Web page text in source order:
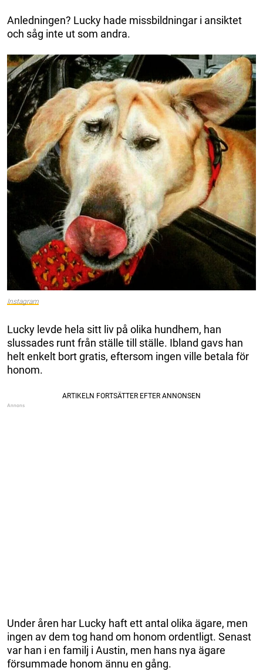
Anledningen? Lucky hade missbildningar i ansiktet
och såg inte ut som andra.
Instagram
Lucky levde hela sitt liv på olika hundhem, han
slussades runt från ställe till ställe. Ibland gavs han
helt enkelt bort gratis, eftersom ingen ville betala för
honom.
Under åren har Lucky haft ett antal olika ägare, men
ingen av dem tog hand om honom ordentligt. Senast
var han i en familj i Austin, men hans nya ägare
försummade honom ännu en gång.